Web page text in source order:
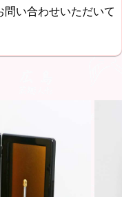
い合わせいただいて